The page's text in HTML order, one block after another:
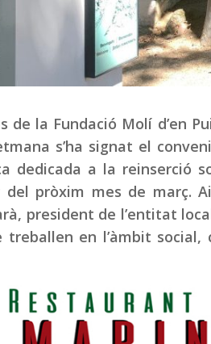
de la Fundació Molí d’en
s’ha signat el
dedicada a la reinserció
pròxim mes de març.
president de l’entitat
en l’àmbit social,